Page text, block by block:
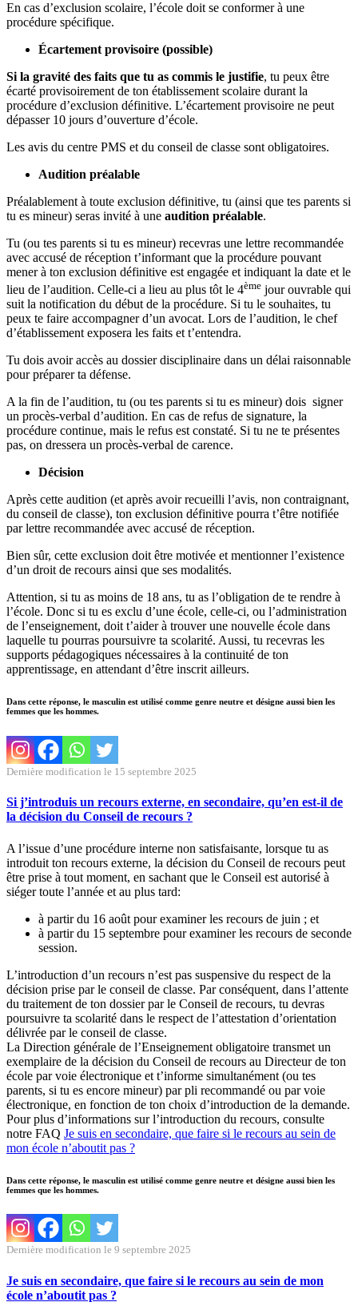
En cas d’exclusion scolaire, l’école doit se conformer à une
procédure spécifique.
Écartement provisoire (possible)
Si la gravité des faits que tu as commis le justifie, tu peux être
écarté provisoirement de ton établissement scolaire durant la
procédure d’exclusion définitive. L’écartement provisoire ne peut
dépasser 10 jours d’ouverture d’école.
Les avis du centre PMS et du conseil de classe sont obligatoires.
Audition préalable
Préalablement à toute exclusion définitive, tu (ainsi que tes parents si
tu es mineur) seras invité à une audition préalable.
Tu (ou tes parents si tu es mineur) recevras une lettre recommandée
avec accusé de réception t’informant que la procédure pouvant
mener à ton exclusion définitive est engagée et indiquant la date et le
lieu de l’audition. Celle-ci a lieu au plus tôt le 4ème jour ouvrable qui
suit la notification du début de la procédure. Si tu le souhaites, tu
peux te faire accompagner d’un avocat. Lors de l’audition, le chef
d’établissement exposera les faits et t’entendra.
Tu dois avoir accès au dossier disciplinaire dans un délai raisonnable
pour préparer ta défense.
A la fin de l’audition, tu (ou tes parents si tu es mineur) dois signer
un procès-verbal d’audition. En cas de refus de signature, la
procédure continue, mais le refus est constaté. Si tu ne te présentes
pas, on dressera un procès-verbal de carence.
Décision
Après cette audition (et après avoir recueilli l’avis, non contraignant,
du conseil de classe), ton exclusion définitive pourra t’être notifiée
par lettre recommandée avec accusé de réception.
Bien sûr, cette exclusion doit être motivée et mentionner l’existence
d’un droit de recours ainsi que ses modalités.
Attention, si tu as moins de 18 ans, tu as l’obligation de te rendre à
l’école. Donc si tu es exclu d’une école, celle-ci, ou l’administration
de l’enseignement, doit t’aider à trouver une nouvelle école dans
laquelle tu pourras poursuivre ta scolarité. Aussi, tu recevras les
supports pédagogiques nécessaires à la continuité de ton
apprentissage, en attendant d’être inscrit ailleurs.
Dans cette réponse, le masculin est utilisé comme genre neutre et désigne aussi bien les
femmes que les hommes.
Dernière modification le 15 septembre 2025
Si j’introduis un recours externe, en secondaire, qu’en est-il de
la décision du Conseil de recours ?
A l’issue d’une procédure interne non satisfaisante, lorsque tu as
introduit ton recours externe, la décision du Conseil de recours peut
être prise à tout moment, en sachant que le Conseil est autorisé à
siéger toute l’année et au plus tard:
à partir du 16 août pour examiner les recours de juin ; et
à partir du 15 septembre pour examiner les recours de seconde
session.
L’introduction d’un recours n’est pas suspensive du respect de la
décision prise par le conseil de classe. Par conséquent, dans l’attente
du traitement de ton dossier par le Conseil de recours, tu devras
poursuivre ta scolarité dans le respect de l’attestation d’orientation
délivrée par le conseil de classe.
La Direction générale de l’Enseignement obligatoire transmet un
exemplaire de la décision du Conseil de recours au Directeur de ton
école par voie électronique et t’informe simultanément (ou tes
parents, si tu es encore mineur) par pli recommandé ou par voie
électronique, en fonction de ton choix d’introduction de la demande.
Pour plus d’informations sur l’introduction du recours, consulte
notre FAQ Je suis en secondaire, que faire si le recours au sein de
mon école n’aboutit pas ?
Dans cette réponse, le masculin est utilisé comme genre neutre et désigne aussi bien les
femmes que les hommes.
Dernière modification le 9 septembre 2025
Je suis en secondaire, que faire si le recours au sein de mon
école n’aboutit pas ?